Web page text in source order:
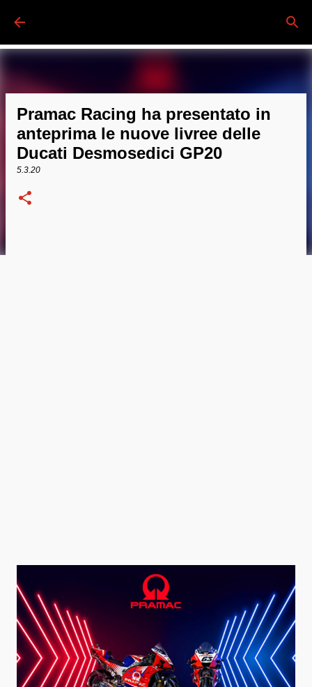
Pramac Racing ha presentato in
anteprima le nuove livree delle
Ducati Desmosedici GP20
5.3.20